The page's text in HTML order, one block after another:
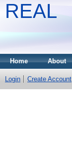
REAL
Home About
Login Create Account